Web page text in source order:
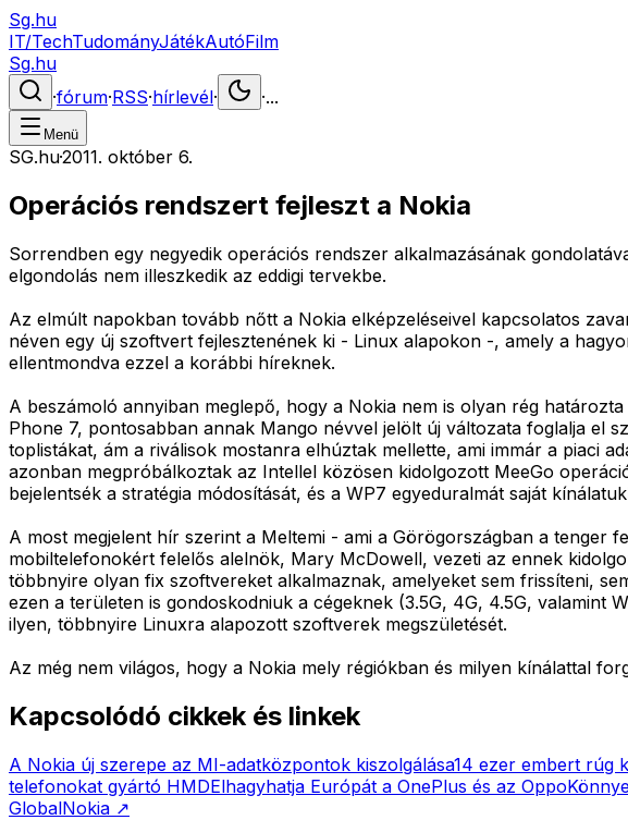
Sg.hu
IT/TechTudományJátékAutóFilm
Sg.hu
·fórum·RSS·hírlevél· ·...
Menü
SG.hu·2011. október 6.
Operációs rendszert fejleszt a Nokia
Sorrendben egy negyedik operációs rendszer alkalmazásának
elgondolás nem illeszkedik az eddigi tervekbe.
Az elmúlt napokban tovább nőtt a Nokia elképzeléseivel kapcsolatos
néven egy új szoftvert fejlesztenének ki - Linux alapokon -, amely a
ellentmondva ezzel a korábbi híreknek.
A beszámoló annyiban meglepő, hogy a Nokia nem is olyan rég
Phone 7, pontosabban annak Mango névvel jelölt új változata foglalja el
toplistákat, ám a riválisok mostanra elhúztak mellette, ami immár a piaci
azonban megpróbálkoztak az Intellel közösen kidolgozott MeeGo
bejelentsék a stratégia módosítását, és a WP7 egyeduralmát saját
A most megjelent hír szerint a Meltemi - ami a Görögországban a tenger
mobiltelefonokért felelős alelnök, Mary McDowell, vezeti az ennek
többnyire olyan fix szoftvereket alkalmaznak, amelyeket sem frissíteni,
ezen a területen is gondoskodniuk a cégeknek (3.5G, 4G, 4.5G, valamint
ilyen, többnyire Linuxra alapozott szoftverek megszületését.
Az még nem világos, hogy a Nokia mely régiókban és milyen kínálattal
Kapcsolódó cikkek és linkek
A Nokia új szerepe az MI-adatközpontok kiszolgálása14 ezer embert rúg
telefonokat gyártó HMDElhagyhatja Európát a OnePlus és az Oppo
GlobalNokia ↗